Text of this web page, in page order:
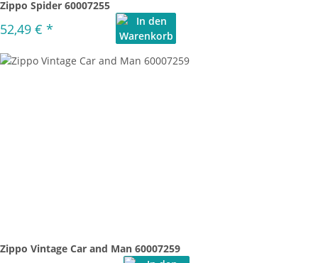
Zippo Spider 60007255
52,49 € *
Zippo Vintage Car and Man 60007259